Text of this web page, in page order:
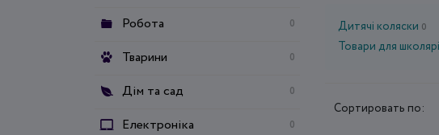
Робота 0
Тварини 0
Дім та сад 0
Електроніка 0
Дитячі коляски 0
Товари для
Сортировать по: